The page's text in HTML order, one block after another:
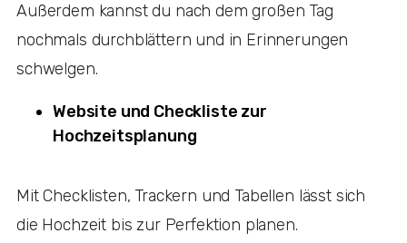
Außerdem kannst du nach dem großen Tag
nochmals durchblättern und in Erinnerungen
schwelgen.
Website und Checkliste zur
Hochzeitsplanung
Mit Checklisten, Trackern und Tabellen lässt sich
die Hochzeit bis zur Perfektion planen.